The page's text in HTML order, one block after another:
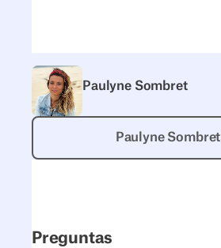
Paulyne Sombret
Paulyne Sombret
Preguntas